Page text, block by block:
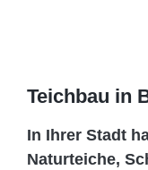
Teichbau in
In Ihrer Stadt
Naturteiche,